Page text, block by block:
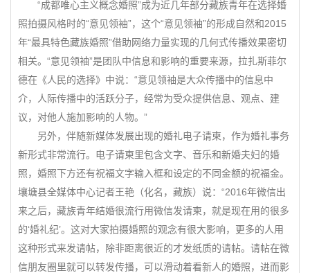
“成都唯心主义概念婚照”成为近几年部分藏族青年在选择婚
照拍摄风格时的“意见领袖”，这个“意见领袖”的形成自然和2015
年“最具特色藏族婚照”借助网络力量实现的几何式传播效果密切
相关。“意见领袖”是团队中信息和影响的重要来源，拉扎斯菲尔
德在《人民的选择》中说：“意见领袖是大众传播中的信息中
介，人际传播中的活跃分子，经常为受众提供信息、观点、建
议，对他人施加影响的人物。”
另外，伴随新媒体发展出现的婚礼电子请柬，作为婚礼事务
新形式非常流行。电子请柬里包含文字、音乐和新婚夫妇的婚
照，婚照下方还有祝福文字输入框和设定的不同金额的祝福金。
壤塘县全媒体中心记者王艳（化名，藏族）说：“2016年微信出
来之后，藏族青年结婚很流行用微信发请柬，就是现在用的很多
的‘婚礼纪’。这对大家拍摄婚照的观念有很大影响，更多的人用
这种形式来发请帖，除非距离很近的才发纸质的请帖。请帖在微
信朋友圈里就可以转发传播，可以滑动着看新人的婚照，进而影